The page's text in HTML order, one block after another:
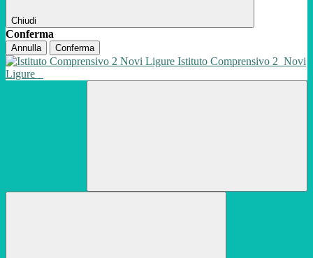
Chiudi
Conferma
Annulla Conferma
Istituto Comprensivo 2 Novi
Ligure